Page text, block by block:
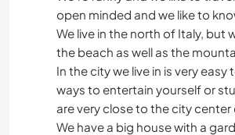
open minded and we like to
We live in the north of Italy, but
the beach as well as the
In the city we live in is very easy
ways to entertain yourself or
are very close to the city center
We have a big house with a